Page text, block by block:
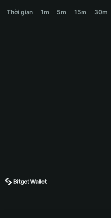
Thời gian 1m 5m 15m 30m